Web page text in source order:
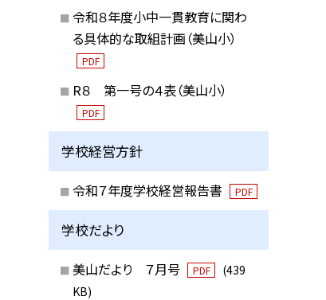
令和８年度小中一貫教育に関わ
る具体的な取組計画（美山小）
PDF
R８ 第一号の４表（美山小）
PDF
学校経営方針
令和７年度学校経営報告書 PDF
学校だより
美山だより ７月号 PDF
(439
KB)